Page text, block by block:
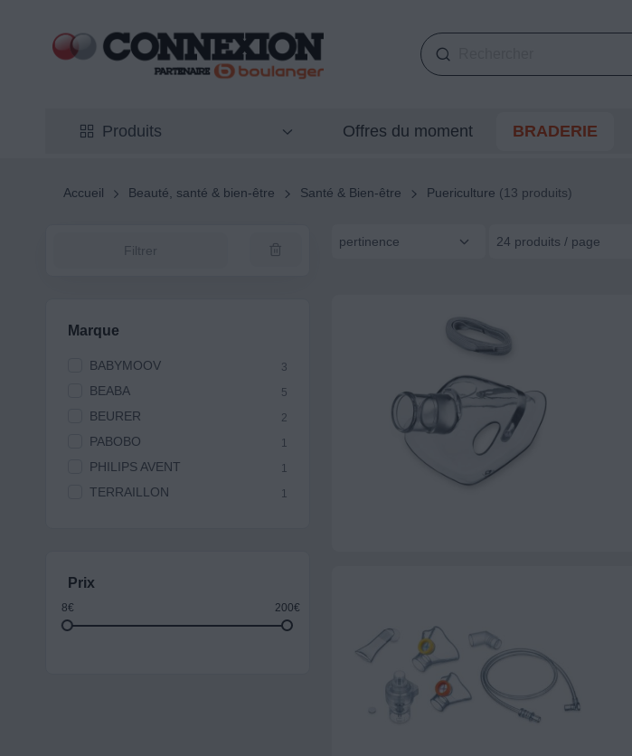
Produits Offres du moment BRADERIE
Accueil Beauté, santé & bien-être Santé & Bien-être Puericulture (13 produits)
Filtrer
Marque
BABYMOOV 3
BEABA 5
BEURER 2
PABOBO 1
PHILIPS AVENT 1
TERRAILLON 1
Prix
8€ 200€
pertinence 24 produits / page